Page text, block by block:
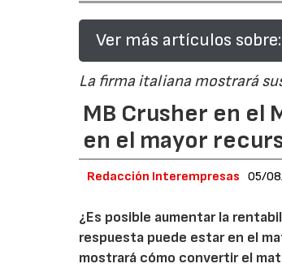
Ver más artículos sobre:
La firma italiana mostrará
MB Crusher en el
en el mayor
Redacción Interempresas 05/
¿Es posible aumentar la
respuesta puede estar en el
mostrará cómo convertir el